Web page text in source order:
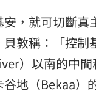
，就可切斷真
敦稱：「控制
）以南的中間
地（Bekaa）